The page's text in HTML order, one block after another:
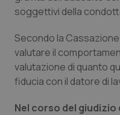
Psoriasi & pelle
Quotidiano
Quotidiano
Quotidiano
soggettivi della
Secondo la
valutare il
valutazione di quanto
fiducia con il datore di
Nel corso del giudizio